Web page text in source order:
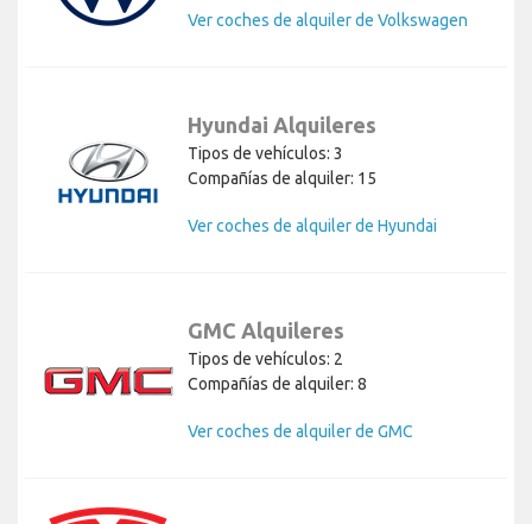
Ver coches de alquiler de Volkswagen
Hyundai Alquileres
Tipos de vehículos: 3
Compañías de alquiler: 15
Ver coches de alquiler de Hyundai
GMC Alquileres
Tipos de vehículos: 2
Compañías de alquiler: 8
Ver coches de alquiler de GMC